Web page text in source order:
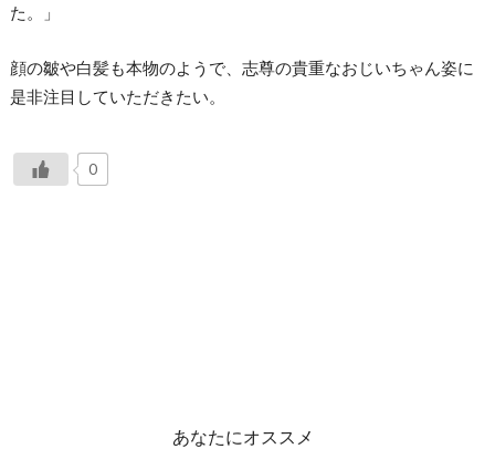
た。」
顔の皺や白髪も本物のようで、志尊の貴重なおじいちゃん姿に
是非注目していただきたい。
0
あなたにオススメ